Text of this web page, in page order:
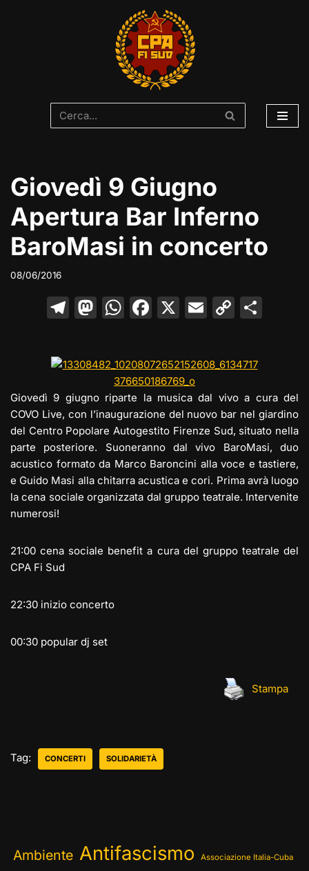
Giovedì 9 Giugno
Apertura Bar Inferno
BaroMasi in concerto
08/06/2016
T
gr
a
m
M
o
d
o
n
W
s
A
p
p
F
e
b
o
o
k
X E
l
C
y
Li
n
k
vi
di
Giovedì 9 giugno riparte la musica dal vivo a cura del
COVO Live, con l’inaugurazione del nuovo bar nel giardino
del Centro Popolare Autogestito Firenze Sud, situato nella
parte posteriore. Suoneranno dal vivo BaroMasi, duo
acustico formato da Marco Baroncini alla voce e tastiere,
e Guido Masi alla chitarra acustica e cori. Prima avrà luogo
la cena sociale organizzata dal gruppo teatrale. Intervenite
numerosi!
21:00 cena sociale benefit a cura del gruppo teatrale del
CPA Fi Sud
22:30 inizio concerto
00:30 popular dj set
Stampa
Tag: CONCERTI SOLIDARIETÀ
Ambiente Antifascismo Associazione Italia-Cuba